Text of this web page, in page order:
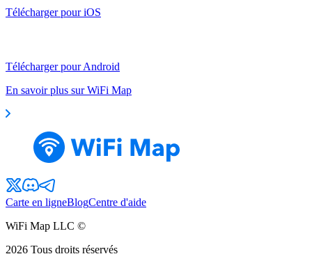
Télécharger pour iOS
Télécharger pour Android
En savoir plus sur WiFi Map
Carte en ligneBlogCentre d'aide
WiFi Map LLC ©
2026 Tous droits réservés